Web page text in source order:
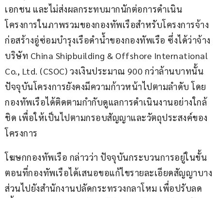
เอกชน และไม่ส่งผลกระทบมากนักต่อการดำเนิน
โครงการในภาพรวมของกองทัพเรือสำหรับโครงการจ้าง
ก่อสร้างอู่ซ่อมบำรุงเรือดำน้ำของกองทัพเรือ ซึ่งได้ว่าจ้าง
บริษัท China Shipbuilding & Offshore International
Co., Ltd. (CSOC) วงเงินประมาณ 900 กว่าล้านบาทนั้น
ปัจจุบันโครงการยังคงมีความก้าวหน้าไปตามลำดับ โดย
กองทัพเรือได้ติดตามกำกับดูแลการดำเนินงานอย่างใกล้
ชิด เพื่อให้เป็นไปตามกรอบสัญญาและวัตถุประสงค์ของ
โครงการ
โฆษกกองทัพเรือ กล่าวว่า ปัจจุบันกระบวนการอยู่ในขั้น
ตอนที่กองทัพเรือได้เสนอขอแก้ไขรายละเอียดสัญญาบาง
ส่วนไปยังสำนักงานปลัดกระทรวงกลาโหม เพื่อปรับลด